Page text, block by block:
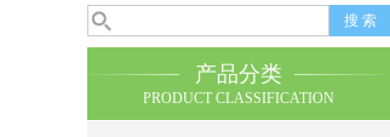
产品分类
PRODUCT CLASSIFICATION